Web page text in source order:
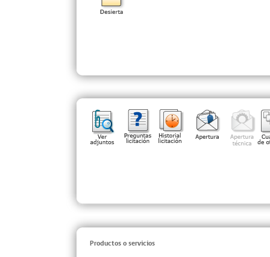
Productos o servicios